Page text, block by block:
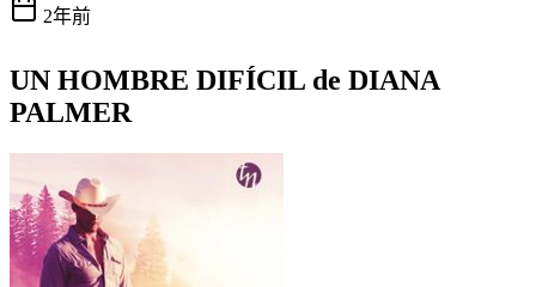
2年前
UN HOMBRE DIFÍCIL de DIANA
PALMER